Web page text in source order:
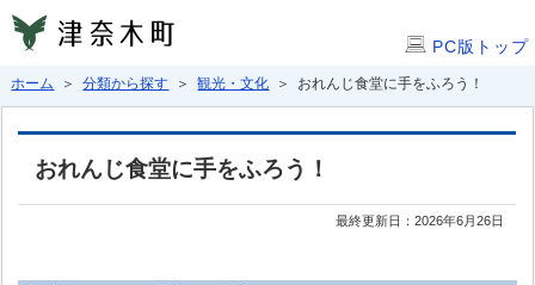
PC版トップ
ホーム ＞分類から探す ＞観光・文化 ＞ おれんじ食堂に手をふろう！
おれんじ食堂に手をふろう！
最終更新日：2026年6月26日